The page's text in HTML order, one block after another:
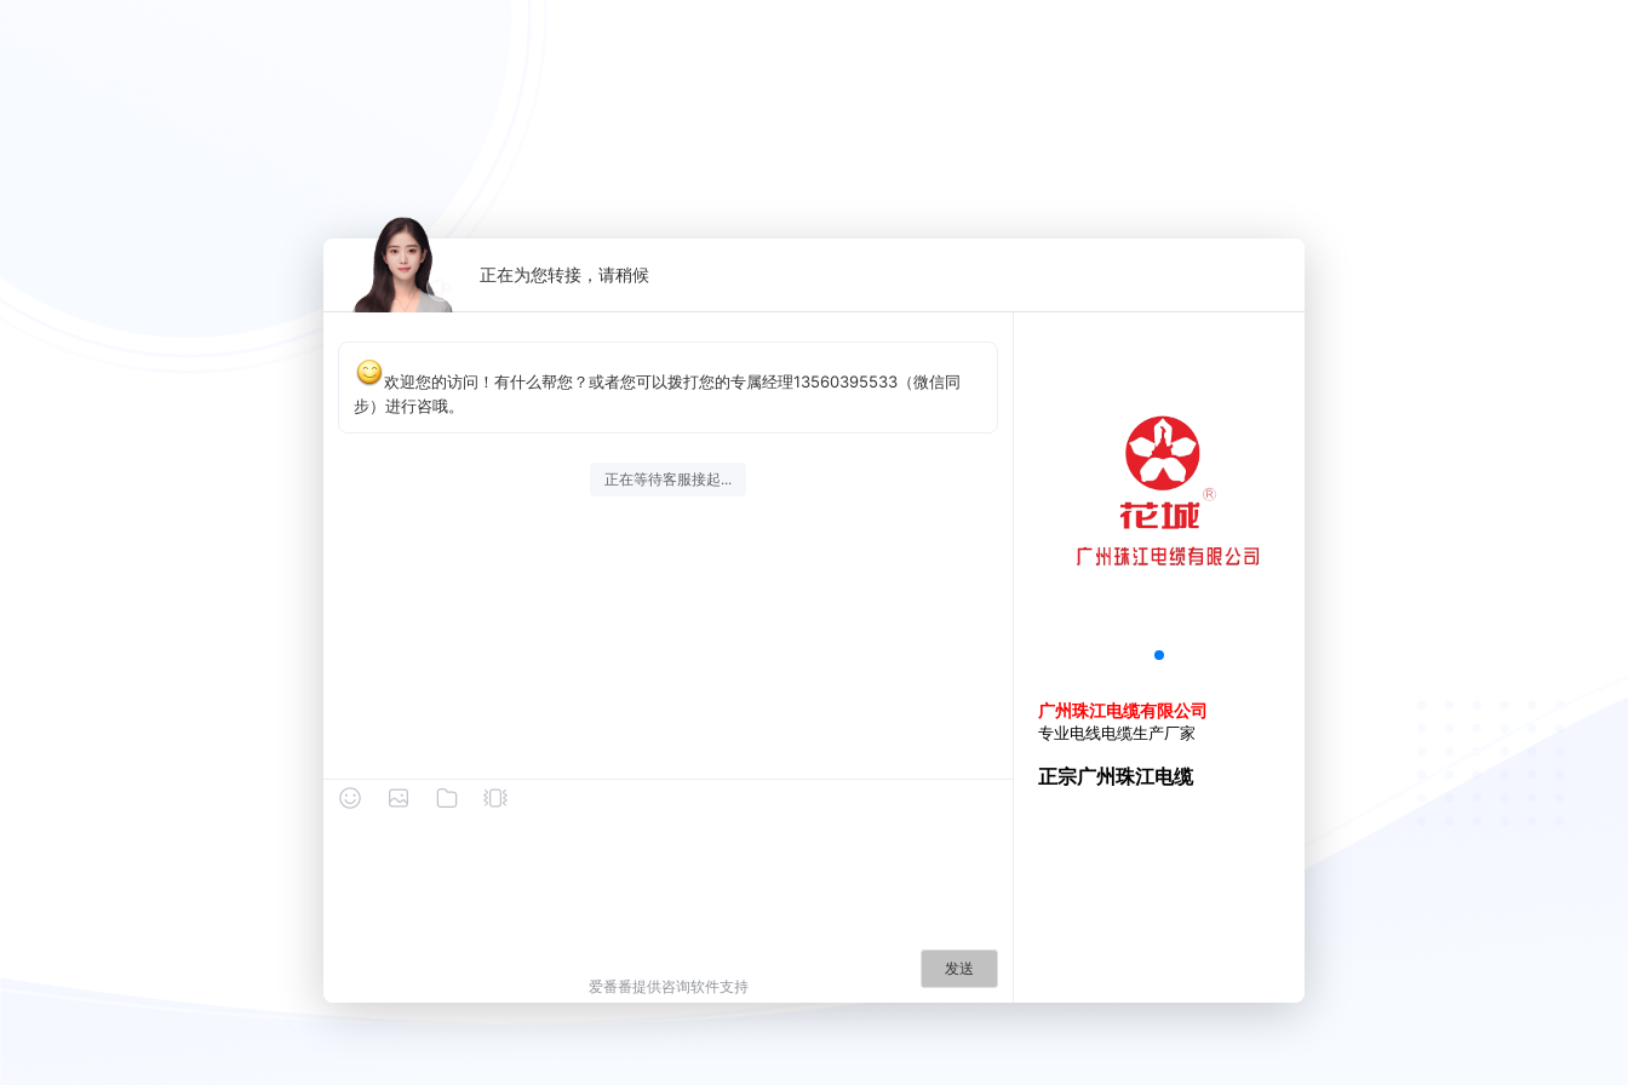
正在为您转接，请稍候
欢迎您的访问！有什么帮您？或者您可以拨打您的专属经理13560395533（微信同
步）进行咨哦。
正在等待客服接起...
发送
广州珠江电缆有限公司
专业电线电缆生产厂家
正宗广州珠江电缆